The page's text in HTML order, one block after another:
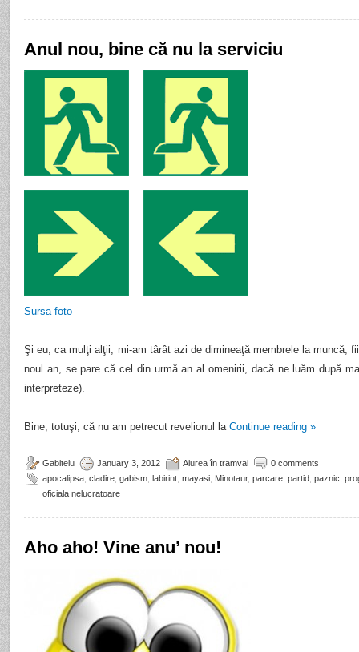
Anul nou, bine că nu la serviciu
Sursa foto
Şi eu, ca mulţi alţii, mi-am târât azi de dimineaţă membrele la muncă,
noul an, se pare că cel din urmă an al omenirii, dacă ne luăm după
interpreteze).
Bine, totuşi, că nu am petrecut revelionul la Continue reading »
Gabitelu January 3, 2012 Aiurea în tramvai
0 comments
apocalipsa cladire gabism labirint mayasi Minotaur, parcare partid paznic
oficiala nelucratoare
Aho aho! Vine anu’ nou!